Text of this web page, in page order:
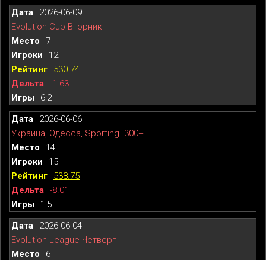
2026-06-09
Evolution Cup Вторник
7
12
530.74
-1.63
6:2
2026-06-06
Украина, Одесса, Sporting. 300+
14
15
538.75
-8.01
1:5
2026-06-04
Evolution League Четверг
6